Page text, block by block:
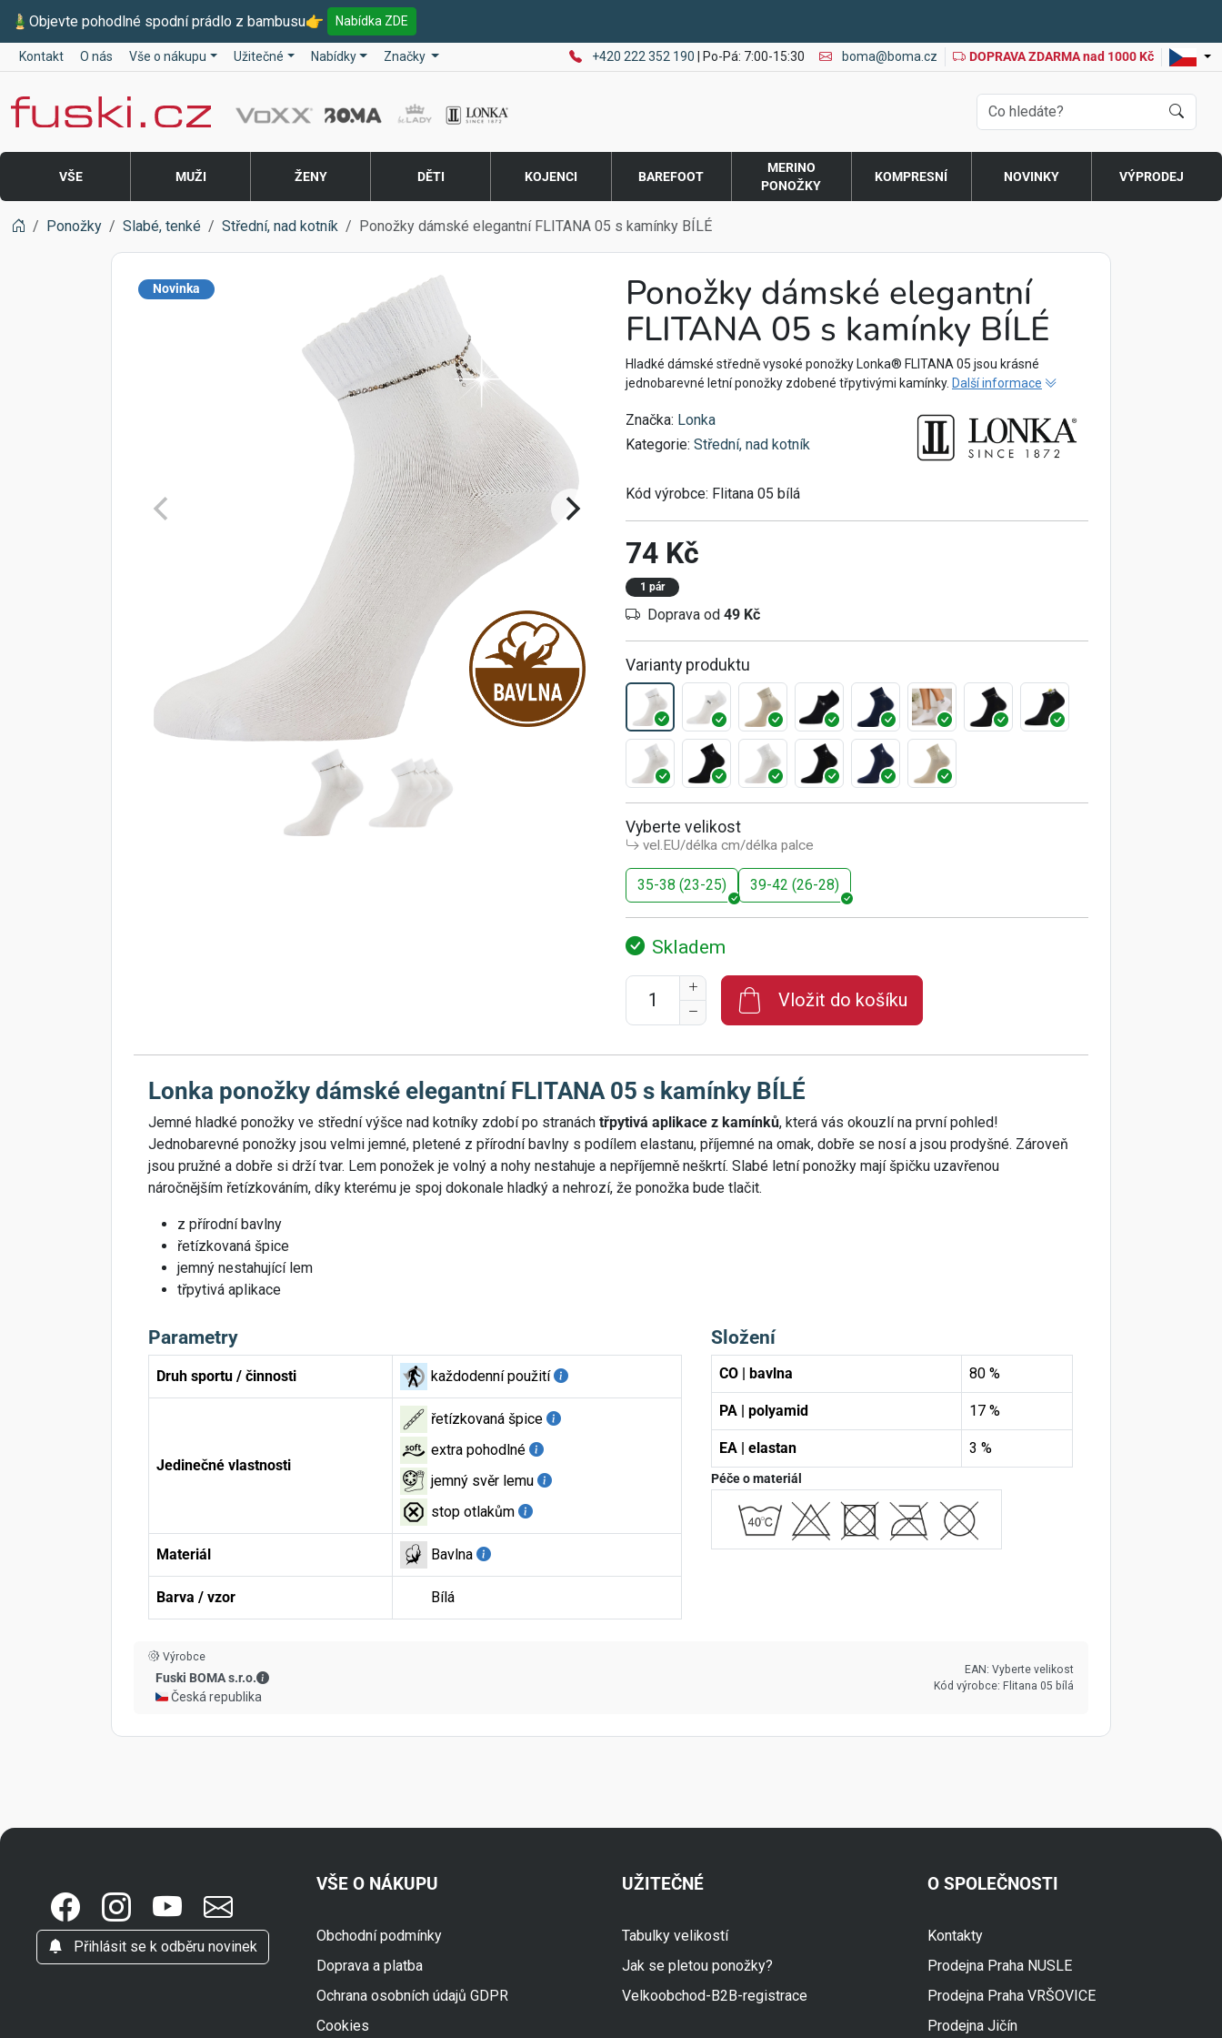
🎍 Objevte pohodlné spodní prádlo z bambusu👉 Nabídka ZDE
Kontakt O nás Vše o nákupu Užitečné Nabídky Značky +420 222 352 190 | Po-Pá: 7:00-15:30 boma@boma.cz DOPRAVA ZDARMA nad 1000 Kč
Fuski BOMA
VŠE MUŽI ŽENY DĚTI KOJENCI BAREFOOT
MERINO
PONOŽKY
KOMPRESNÍ NOVINKY VÝPRODEJ
Ponožky Slabé, tenké Střední, nad kotník Ponožky dámské elegantní FLITANA 05 s kamínky BÍLÉ
Ponožky dámské elegantní
FLITANA 05 s kamínky BÍLÉ
Hladké dámské středně vysoké ponožky Lonka® FLITANA 05 jsou krásné
jednobarevné letní ponožky zdobené třpytivými kamínky. Další informace
Značka: Lonka
Kategorie: Střední, nad kotník
Kód výrobce: Flitana 05 bílá
74 Kč
1 pár
Doprava od 49 Kč
Varianty produktu
Vyberte velikost
vel.EU/délka cm/délka palce
35-38 (23-25) 39-42 (26-28)
Skladem
Vložit do košíku
Novinka
Lonka ponožky dámské elegantní FLITANA 05 s kamínky BÍLÉ
Jemné hladké ponožky ve střední výšce nad kotníky zdobí po stranách třpytivá aplikace z kamínků, která vás okouzlí na první pohled!
Jednobarevné ponožky jsou velmi jemné, pletené z přírodní bavlny s podílem elastanu, příjemné na omak, dobře se nosí a jsou prodyšné. Zároveň
jsou pružné a dobře si drží tvar. Lem ponožek je volný a nohy nestahuje a nepříjemně neškrtí. Slabé letní ponožky mají špičku uzavřenou
náročnějším řetízkováním, díky kterému je spoj dokonale hladký a nehrozí, že ponožka bude tlačit.
z přírodní bavlny
řetízkovaná špice
jemný nestahující lem
třpytivá aplikace
Parametry
Druh sportu / činnosti každodenní použití
Jedinečné vlastnosti
řetízkovaná špice
extra pohodlné
jemný svěr lemu
stop otlakům
Materiál Bavlna
Barva / vzor Bílá
Složení
CO | bavlna 80 %
PA | polyamid 17 %
EA | elastan 3 %
Péče o materiál
Výrobce
Fuski BOMA s.r.o.
Fuski BOMA s.r.o. - Kontaktní údaje
🇨🇿 Česká republika
EAN: Vyberte velikost
Kód výrobce: Flitana 05 bílá
Přihlásit se k odběru novinek
VŠE O NÁKUPU
Obchodní podmínky
Doprava a platba
Ochrana osobních údajů GDPR
Cookies
UŽITEČNÉ
Tabulky velikostí
Jak se pletou ponožky?
Velkoobchod-B2B-registrace
O SPOLEČNOSTI
Kontakty
Prodejna Praha NUSLE
Prodejna Praha VRŠOVICE
Prodejna Jičín